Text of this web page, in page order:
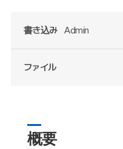
書き込み Admin
ファイル
概要